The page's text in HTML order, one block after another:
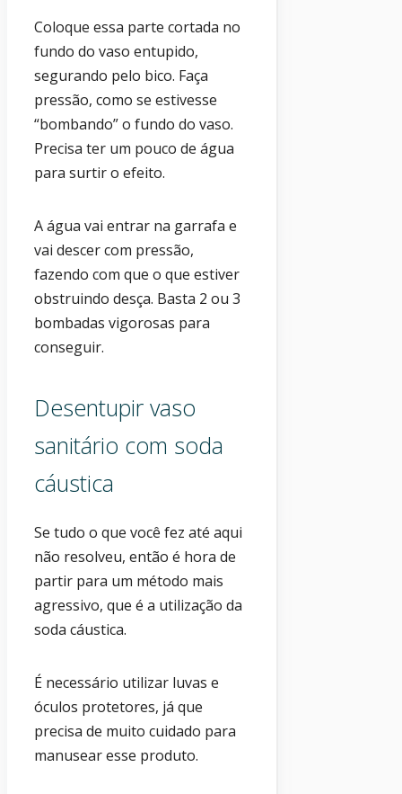
Coloque essa parte cortada no
fundo do vaso entupido,
segurando pelo bico. Faça
pressão, como se estivesse
“bombando” o fundo do vaso.
Precisa ter um pouco de água
para surtir o efeito.
A água vai entrar na garrafa e
vai descer com pressão,
fazendo com que o que estiver
obstruindo desça. Basta 2 ou 3
bombadas vigorosas para
conseguir.
Desentupir vaso
sanitário com soda
cáustica
Se tudo o que você fez até aqui
não resolveu, então é hora de
partir para um método mais
agressivo, que é a utilização da
soda cáustica.
É necessário utilizar luvas e
óculos protetores, já que
precisa de muito cuidado para
manusear esse produto.